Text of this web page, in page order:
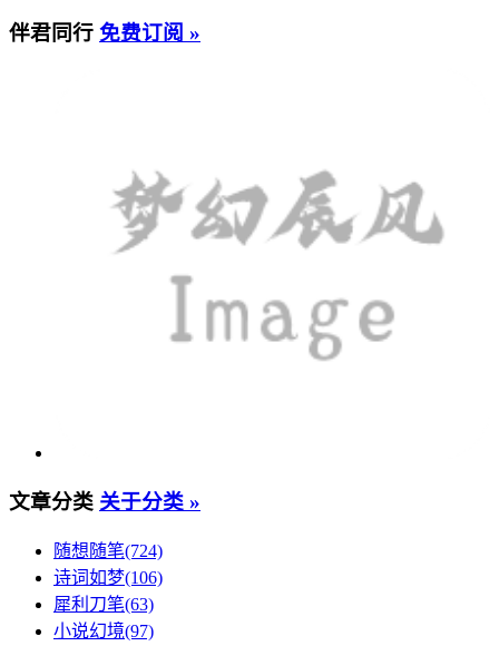
伴君同行 免费订阅 »
文章分类 关于分类 »
随想随笔(724)
诗词如梦(106)
犀利刀笔(63)
小说幻境(97)